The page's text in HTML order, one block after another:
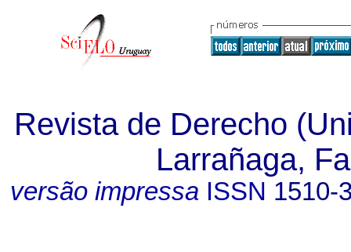
Revista de Derecho
Larrañaga,
versão impressa ISSN 1510-